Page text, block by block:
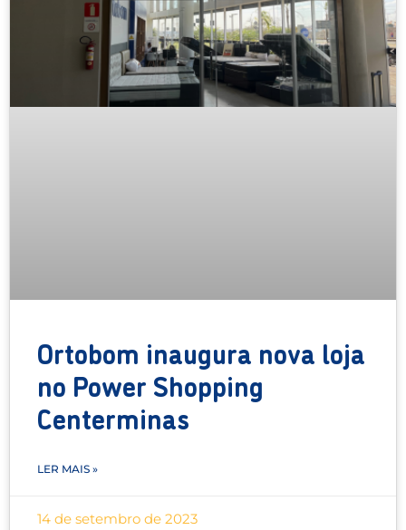
Ortobom inaugura nova loja
no Power Shopping
Centerminas
LER MAIS »
14 de setembro de 2023